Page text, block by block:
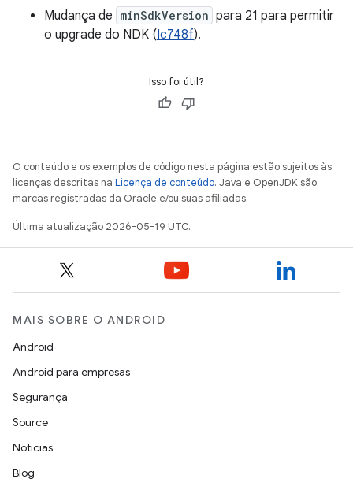
Mudança de minSdkVersion para 21 para permitir
o upgrade do NDK (Ic748f).
Isso foi útil?
O conteúdo e os exemplos de código nesta página estão sujeitos às
licenças descritas na Licença de conteúdo. Java e OpenJDK são
marcas registradas da Oracle e/ou suas afiliadas.
Última atualização 2026-05-19 UTC.
MAIS SOBRE O ANDROID
Android
Android para empresas
Segurança
Source
Notícias
Blog